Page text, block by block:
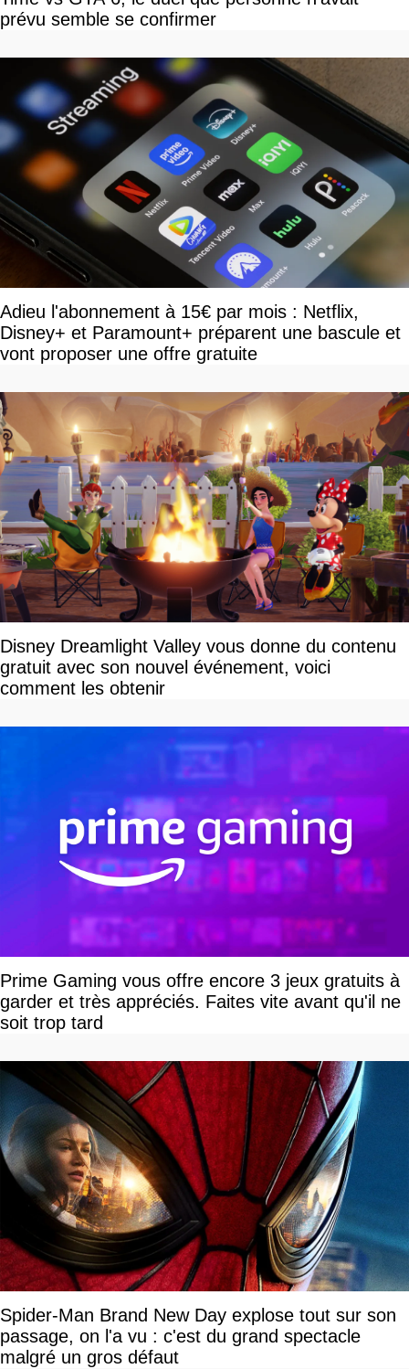
prévu semble se confirmer
Adieu l'abonnement à 15€ par mois : Netflix,
Disney+ et Paramount+ préparent une bascule et
vont proposer une offre gratuite
Disney Dreamlight Valley vous donne du contenu
gratuit avec son nouvel événement, voici
comment les obtenir
Prime Gaming vous offre encore 3 jeux gratuits à
garder et très appréciés. Faites vite avant qu'il ne
soit trop tard
Spider-Man Brand New Day explose tout sur son
passage, on l'a vu : c'est du grand spectacle
malgré un gros défaut